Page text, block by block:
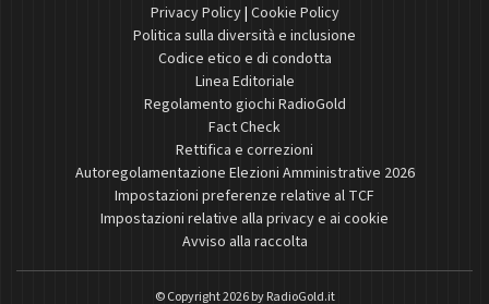
Privacy Policy| Cookie Policy
Politica sulla diversità e inclusione
Codice etico e di condotta
Linea Editoriale
Regolamento giochi RadioGold
Fact Check
Rettifica e correzioni
Autoregolamentazione Elezioni Amministrative 2026
Impostazioni preferenze relative al TCF
Impostazioni relative alla privacy e ai cookie
Avviso alla raccolta
© Copyright 2026 byRadioGold.it